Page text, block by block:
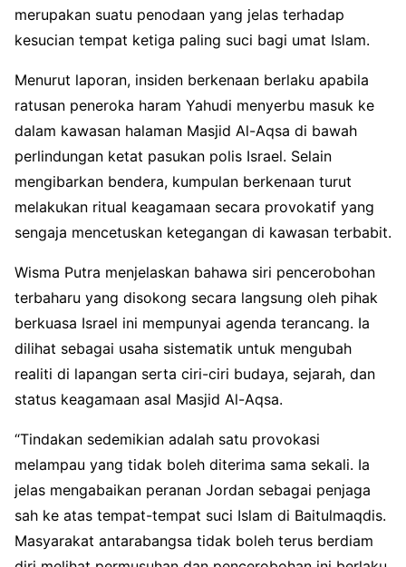
merupakan suatu penodaan yang jelas terhadap
kesucian tempat ketiga paling suci bagi umat Islam.
Menurut laporan, insiden berkenaan berlaku apabila
ratusan peneroka haram Yahudi menyerbu masuk ke
dalam kawasan halaman Masjid Al-Aqsa di bawah
perlindungan ketat pasukan polis Israel. Selain
mengibarkan bendera, kumpulan berkenaan turut
melakukan ritual keagamaan secara provokatif yang
sengaja mencetuskan ketegangan di kawasan terbabit.
Wisma Putra menjelaskan bahawa siri pencerobohan
terbaharu yang disokong secara langsung oleh pihak
berkuasa Israel ini mempunyai agenda terancang. Ia
dilihat sebagai usaha sistematik untuk mengubah
realiti di lapangan serta ciri-ciri budaya, sejarah, dan
status keagamaan asal Masjid Al-Aqsa.
“Tindakan sedemikian adalah satu provokasi
melampau yang tidak boleh diterima sama sekali. Ia
jelas mengabaikan peranan Jordan sebagai penjaga
sah ke atas tempat-tempat suci Islam di Baitulmaqdis.
Masyarakat antarabangsa tidak boleh terus berdiam